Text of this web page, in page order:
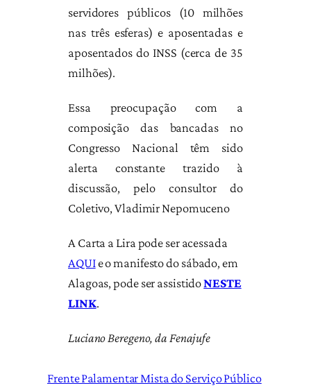
servidores públicos (10 milhões
nas três esferas) e aposentadas e
aposentados do INSS (cerca de 35
milhões).
Essa preocupação com a
composição das bancadas no
Congresso Nacional têm sido
alerta constante trazido à
discussão, pelo consultor do
Coletivo, Vladimir Nepomuceno
A Carta a Lira pode ser acessada
AQUIe o manifesto do sábado, em
Alagoas, pode ser assistidoNESTE
LINK.
Luciano Beregeno, da Fenajufe
Frente Palamentar Mista do Serviço Público